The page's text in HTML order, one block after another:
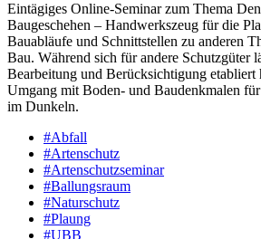
Eintägiges Online-​Seminar zum Thema
Baugeschehen – Handwerkszeug für die
Bauabläufe und Schnittstellen zu anderen
Bau. Während sich für andere Schutzgüter
Bearbeitung und Berücksichtigung etabliert
Umgang mit Boden-​ und Baudenkmalen
im Dunkeln.
#Abfall
#Artenschutz
#Artenschutzseminar
#Ballungsraum
#Naturschutz
#Plaung
#UBB